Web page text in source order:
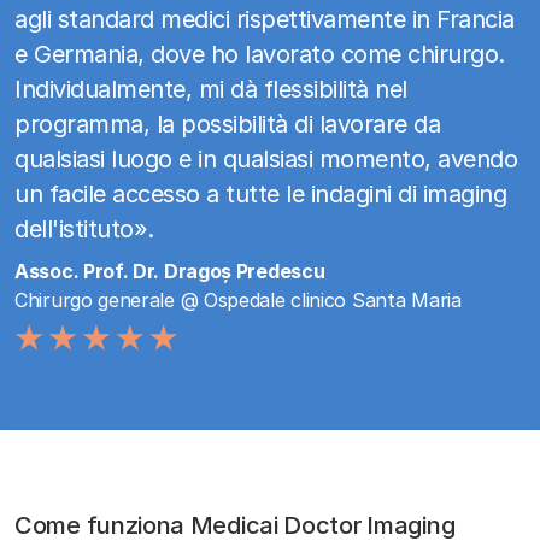
agli standard medici rispettivamente in Francia
e Germania, dove ho lavorato come chirurgo.
Individualmente, mi dà flessibilità nel
programma, la possibilità di lavorare da
qualsiasi luogo e in qualsiasi momento, avendo
un facile accesso a tutte le indagini di imaging
dell'istituto».
Assoc. Prof. Dr. Dragoș Predescu
Chirurgo generale @ Ospedale clinico Santa Maria
Come funziona Medicai Doctor Imaging